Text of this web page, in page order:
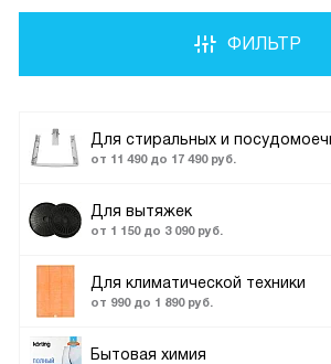
Для стиральных и
от 11 490 до 17 490 руб.
Для вытяжек
от 1 150 до 3 090 руб.
Для климатической техники
от 990 до 1 890 руб.
Бытовая химия
ФИЛЬТР